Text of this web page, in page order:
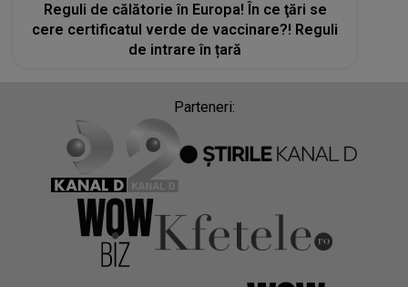
Reguli de călătorie în Europa! În ce ţări se
cere certificatul verde de vaccinare?! Reguli
de intrare în țară
Parteneri: